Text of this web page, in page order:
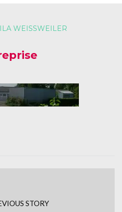
WEISSWEILER
STORY